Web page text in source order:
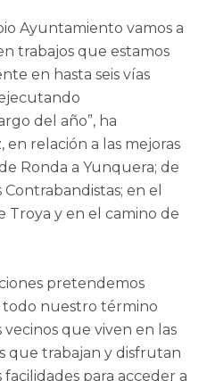
Ayuntamiento vamos a
trabajos que estamos
en hasta seis vías
del año”, ha
relación a las mejoras
Ronda a Yunquera; de
en el
Troya y en el camino de
pretendemos
todo nuestro término
que viven en las
que trabajan y disfrutan
para acceder a